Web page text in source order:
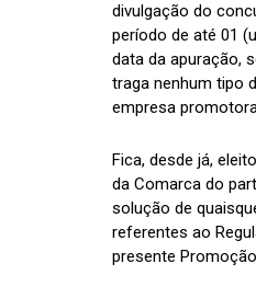
divulgação do
período de até 01
data da apuração,
traga nenhum tipo
empresa
Fica, desde já,
da Comarca do
solução de
referentes ao
presente